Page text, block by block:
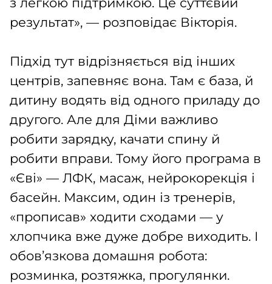
результат», — розповідає Вікторія.
Підхід тут відрізняється від інших
центрів, запевняє вона. Там є база, й
дитину водять від одного приладу до
другого. Але для Діми важливо
робити зарядку, качати спину й
робити вправи. Тому його програма в
«Єві» — ЛФК, масаж, нейрокорекція і
басейн. Максим, один із тренерів,
«прописав» ходити сходами — у
хлопчика вже дуже добре виходить. І
обов’язкова домашня робота:
розминка, розтяжка, прогулянки.